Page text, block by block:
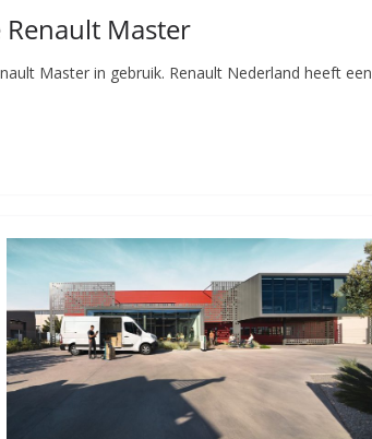
Master
Master in gebruik. Renault Nederland heeft een